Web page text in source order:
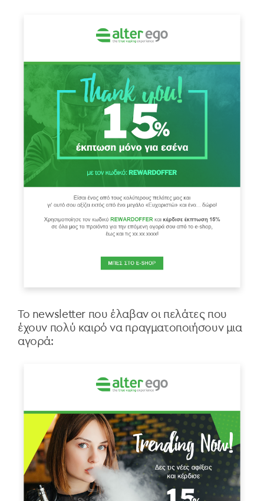
Το newsletter που έλαβαν οι πελάτες που
έχουν πολύ καιρό να πραγματοποιήσουν μια
αγορά: